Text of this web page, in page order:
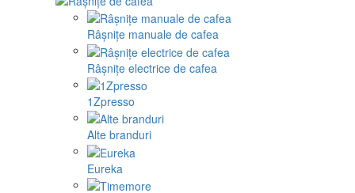
Râșnițe manuale de cafea
Râșnițe electrice de cafea
1Zpresso
Alte branduri
Eureka